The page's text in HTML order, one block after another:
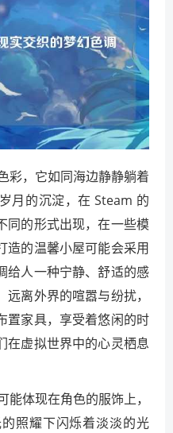
彩，它如同海边静静躺着
月的沉淀，在 Steam 的
同的形式出现，在一些模
造的温馨小屋可能会采用
给人一种宁静、舒适的感
离外界的喧嚣与纷扰，
置家具，享受着悠闲的时
在虚拟世界中的心灵栖息
体现在角色的服饰上，
照耀下闪烁着淡淡的光